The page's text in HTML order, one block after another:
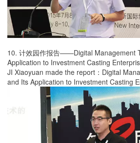
10. 计效园作报告——Digital Management
Application to Investment Casting
JI Xiaoyuan made the report：Digital
and Its Application to Investment Casting